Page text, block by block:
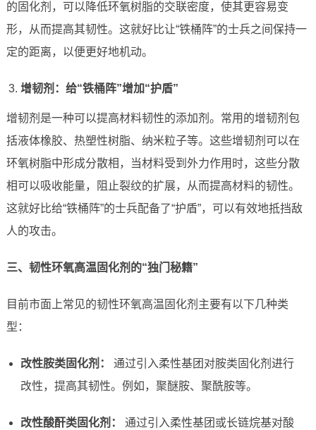
的固化剂，可以降低环氧树脂的交联密度，使其更容易变
形，从而提高其韧性。这就好比让“铁桶阵”的士兵之间保持一
定的距离，以便更好地机动。
增韧剂：给“铁桶阵”增加“护盾”
增韧剂是一种可以提高材料韧性的添加剂。常用的增韧剂包
括液体橡胶、热塑性树脂、纳米粒子等。这些增韧剂可以在
环氧树脂中形成分散相，当材料受到外力作用时，这些分散
相可以吸收能量，阻止裂纹的扩展，从而提高材料的韧性。
这就好比给“铁桶阵”的士兵配备了“护盾”，可以有效地抵挡敌
人的攻击。
三、韧性环氧高温固化剂的“独门秘籍”
目前市面上常见的韧性环氧高温固化剂主要有以下几种类
型：
改性胺类固化剂：
通过引入柔性基团对胺类固化剂进行
改性，提高其韧性。例如，聚醚胺、聚酰胺等。
改性酸酐类固化剂：
通过引入柔性基团或长链烷基对酸